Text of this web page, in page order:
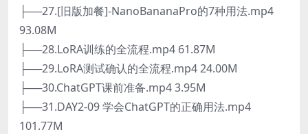
├──27.[旧版加餐]-NanoBananaPro的7种用法.mp4
93.08M
├──28.LoRA训练的全流程.mp4 61.87M
├──29.LoRA测试确认的全流程.mp4 24.00M
├──30.ChatGPT课前准备.mp4 3.95M
├──31.DAY2-09 学会ChatGPT的正确用法.mp4
101.77M